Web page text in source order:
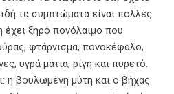
τα συμπτώματα είναι πολλές
ξηρό πονόλαιμο που
φτάρνισμα, πονοκέφαλο,
υγρά μάτια, ρίγη και πυρετό.
η βουλωμένη μύτη και ο βήχας